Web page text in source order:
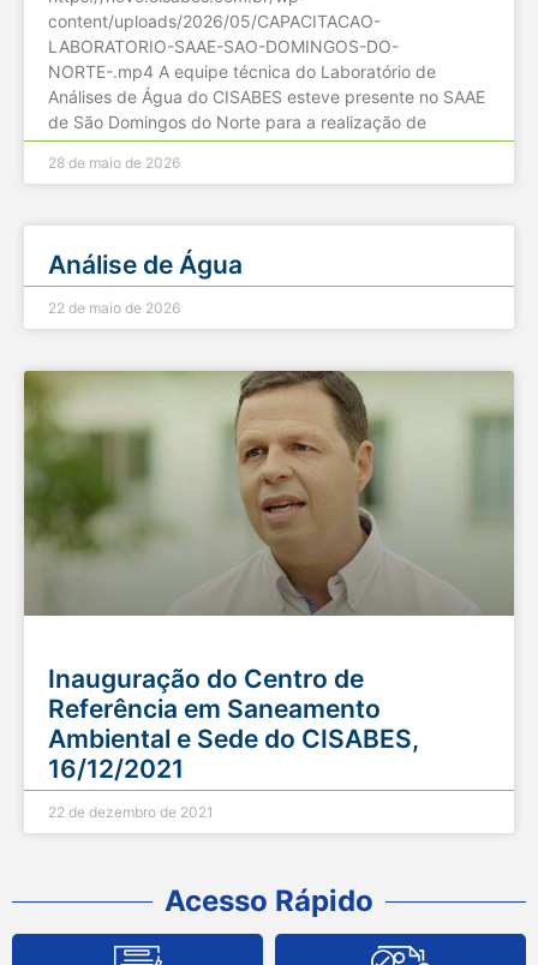
content/uploads/2026/05/CAPACITACAO-
LABORATORIO-SAAE-SAO-DOMINGOS-DO-
NORTE-.mp4 A equipe técnica do Laboratório de
Análises de Água do CISABES esteve presente no SAAE
de São Domingos do Norte para a realização de
28 de maio de 2026
Análise de Água
22 de maio de 2026
Inauguração do Centro de
Referência em Saneamento
Ambiental e Sede do CISABES,
16/12/2021
22 de dezembro de 2021
Acesso Rápido